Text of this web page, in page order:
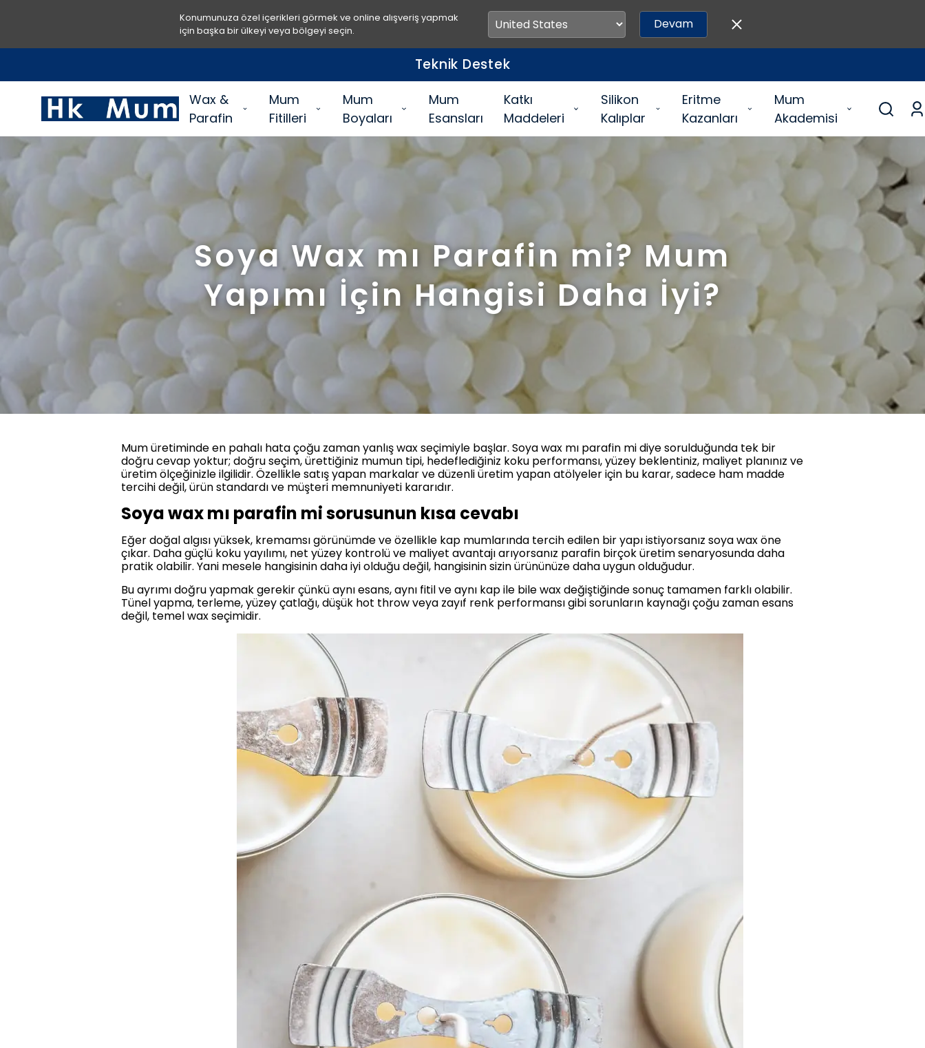
Konumunuza özel içerikleri görmek ve online alışveriş yapmak
için başka bir ülkeyi veya bölgeyi seçin.
Devam
Hızlı Teslimat
Wax &
Parafin
Mum
Fitilleri
Mum
Boyaları
Mum
Esansları
Katkı
Maddeleri
Silikon
Kalıplar
Eritme
Kazanları
Mum
Akademisi
Soya Wax mı Parafin mi? Mum
Yapımı İçin Hangisi Daha İyi?
Mum üretiminde en pahalı hata çoğu zaman yanlış wax seçimiyle başlar. Soya wax mı parafin mi diye sorulduğunda tek bir
doğru cevap yoktur; doğru seçim, ürettiğiniz mumun tipi, hedeflediğiniz koku performansı, yüzey beklentiniz, maliyet planınız ve
üretim ölçeğinizle ilgilidir. Özellikle satış yapan markalar ve düzenli üretim yapan atölyeler için bu karar, sadece ham madde
tercihi değil, ürün standardı ve müşteri memnuniyeti kararıdır.
Soya wax mı parafin mi sorusunun kısa cevabı
Eğer doğal algısı yüksek, kremamsı görünümde ve özellikle kap mumlarında tercih edilen bir yapı istiyorsanız soya wax öne
çıkar. Daha güçlü koku yayılımı, net yüzey kontrolü ve maliyet avantajı arıyorsanız parafin birçok üretim senaryosunda daha
pratik olabilir. Yani mesele hangisinin daha iyi olduğu değil, hangisinin sizin ürününüze daha uygun olduğudur.
Bu ayrımı doğru yapmak gerekir çünkü aynı esans, aynı fitil ve aynı kap ile bile wax değiştiğinde sonuç tamamen farklı olabilir.
Tünel yapma, terleme, yüzey çatlağı, düşük hot throw veya zayıf renk performansı gibi sorunların kaynağı çoğu zaman esans
değil, temel wax seçimidir.